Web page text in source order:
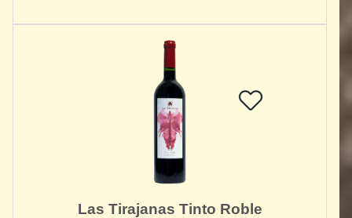
Las Tirajanas Tinto Roble